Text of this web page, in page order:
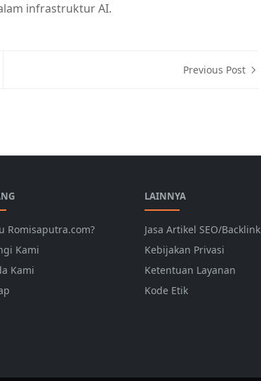
infrastruktur AI.
Previous Post
Romisaputra.com?
Kami
Kami
LAINNYA
Jasa Artikel SEO/Backlink
Kebijakan Privasi
Ketentuan Layanan
Kode Etik